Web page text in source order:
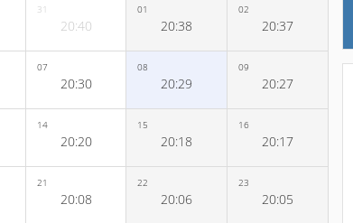
31
20:40
01
20:38
02
20:37
07
20:30
08
20:29
09
20:27
14
20:20
15
20:18
16
20:17
21
20:08
22
20:06
23
20:05